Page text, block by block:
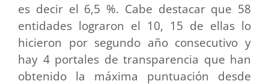
es decir el 6,5 %. Cabe destacar que 58
entidades lograron el 10, 15 de ellas lo
hicieron por segundo año consecutivo y
hay 4 portales de transparencia que han
obtenido la máxima puntuación desde